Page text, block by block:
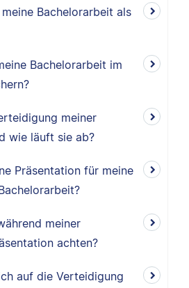
Bachelorarbeit als
Bachelorarbeit im
meiner
wie läuft sie ab?
Präsentation für meine
meiner
achten?
auf die Verteidigung